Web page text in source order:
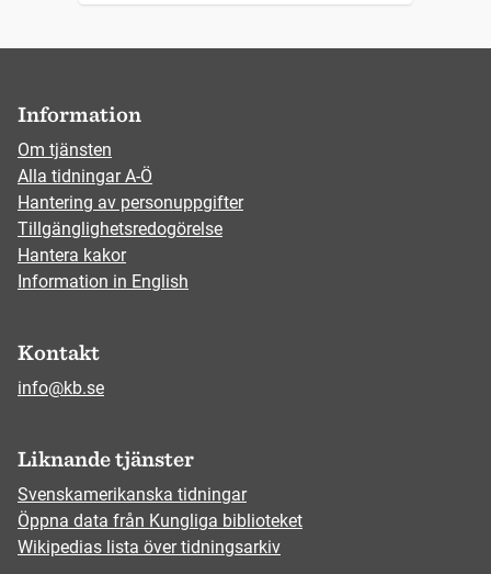
Information
Om tjänsten
Alla tidningar A-Ö
Hantering av personuppgifter
Tillgänglighetsredogörelse
Hantera kakor
Information in English
Kontakt
info@kb.se
Liknande tjänster
Svenskamerikanska tidningar
Öppna data från Kungliga biblioteket
Wikipedias lista över tidningsarkiv